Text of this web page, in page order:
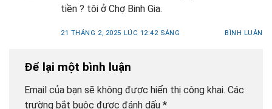
tiền ? tôi ở Chợ Binh Gia.
21 THÁNG 2, 2025 LÚC 12:42 SÁNG BÌNH LUẬN
Để lại một bình luận
Email của bạn sẽ không được hiển thị công khai. Các
trường bắt buộc được đánh dấu *